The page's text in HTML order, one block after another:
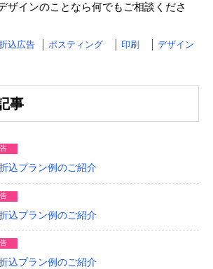
ザインのことなら何でもご相談くださ
込広告 ポスティング 印刷 デザイン
事
込プラン例のご紹介
込プラン例のご紹介
込プラン例のご紹介